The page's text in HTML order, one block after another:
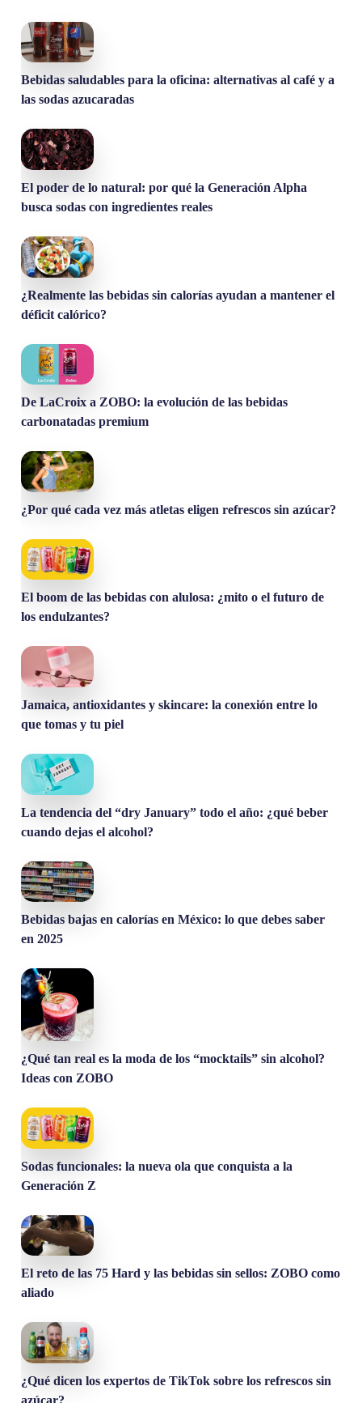
Bebidas saludables para la oficina: alternativas al café y a
las sodas azucaradas
El poder de lo natural: por qué la Generación Alpha
busca sodas con ingredientes reales
¿Realmente las bebidas sin calorías ayudan a mantener el
déficit calórico?
De LaCroix a ZOBO: la evolución de las bebidas
carbonatadas premium
¿Por qué cada vez más atletas eligen refrescos sin azúcar?
El boom de las bebidas con alulosa: ¿mito o el futuro de
los endulzantes?
Jamaica, antioxidantes y skincare: la conexión entre lo
que tomas y tu piel
La tendencia del “dry January” todo el año: ¿qué beber
cuando dejas el alcohol?
Bebidas bajas en calorías en México: lo que debes saber
en 2025
¿Qué tan real es la moda de los “mocktails” sin alcohol?
Ideas con ZOBO
Sodas funcionales: la nueva ola que conquista a la
Generación Z
El reto de las 75 Hard y las bebidas sin sellos: ZOBO como
aliado
¿Qué dicen los expertos de TikTok sobre los refrescos sin
azúcar?